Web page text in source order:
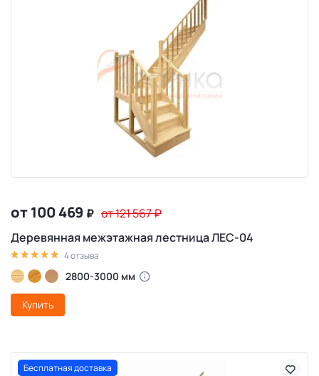
от 100 469 ₽ от 121 567₽
Деревянная межэтажная лестница ЛЕС-04
4 отзыва
2800-3000 мм
Купить
Бесплатная доставка